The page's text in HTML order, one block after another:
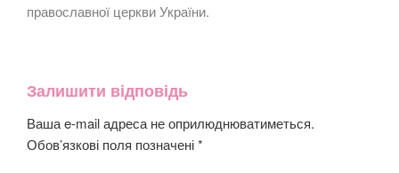
православної церкви України.
Залишити відповідь
Ваша e-mail адреса не оприлюднюватиметься.
Обов’язкові поля позначені*